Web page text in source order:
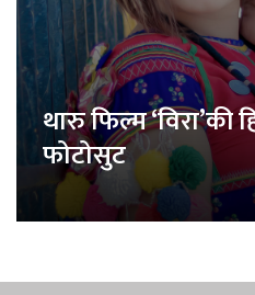
थारु फिल्म ‘विरा’की
फोटोसुट